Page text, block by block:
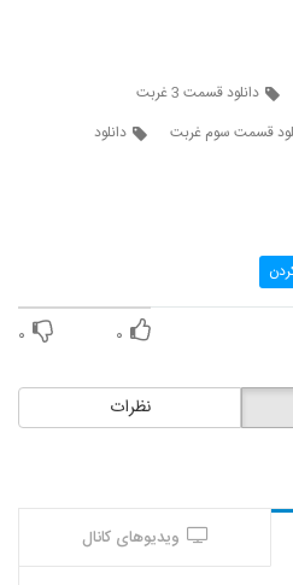
دانلود قسمت 3 غربت
قسمت سوم غربت
دانلود
۰ ۰
نظرات
ویدیوهای کانال